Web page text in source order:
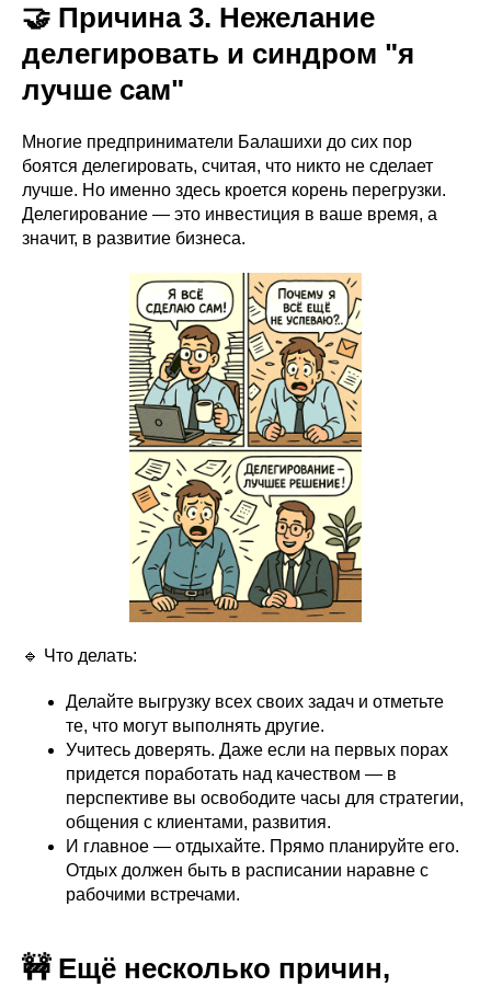
🤝 Причина 3. Нежелание
делегировать и синдром "я
лучше сам"
Многие предприниматели Балашихи до сих пор
боятся делегировать, считая, что никто не сделает
лучше. Но именно здесь кроется корень перегрузки.
Делегирование — это инвестиция в ваше время, а
значит, в развитие бизнеса.
🔹 Что делать:
Делайте выгрузку всех своих задач и отметьте
те, что могут выполнять другие.
Учитесь доверять. Даже если на первых порах
придется поработать над качеством — в
перспективе вы освободите часы для стратегии,
общения с клиентами, развития.
И главное — отдыхайте. Прямо планируйте его.
Отдых должен быть в расписании наравне с
рабочими встречами.
🚧 Ещё несколько причин,